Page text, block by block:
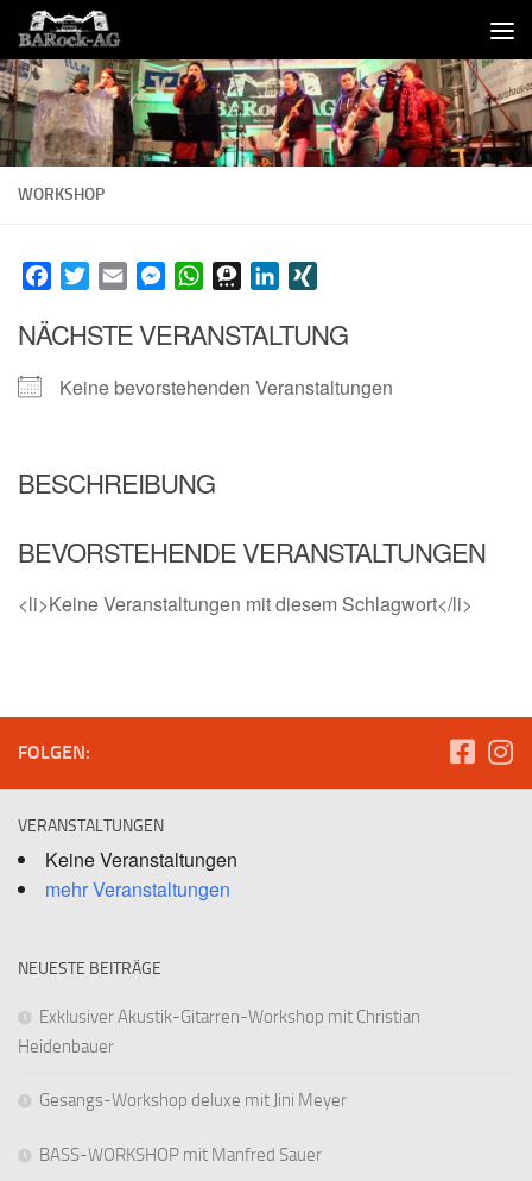
Skip to content
WORKSHOP
FacebookTwitterEmail MessengerWhatsAppThreemaLinkedIn
NÄCHSTE VERANSTALTUNG
Keine bevorstehenden Veranstaltungen
BESCHREIBUNG
BEVORSTEHENDE VERANSTALTUNGEN
<li>Keine Veranstaltungen mit diesem Schlagwort</li>
FOLGEN:
VERANSTALTUNGEN
Keine Veranstaltungen
mehr Veranstaltungen
NEUESTE BEITRÄGE
Exklusiver Akustik-Gitarren-Workshop mit Christian
Heidenbauer
Gesangs-Workshop deluxe mit Jini Meyer
BASS-WORKSHOP mit Manfred Sauer